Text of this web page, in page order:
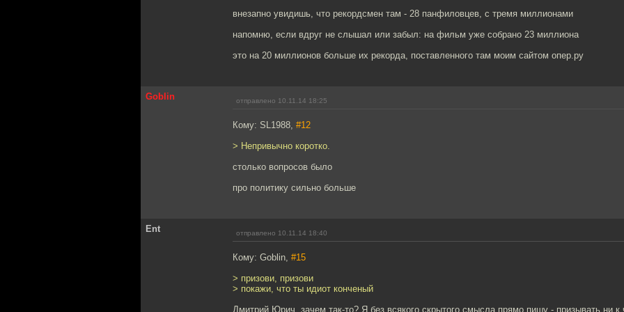
внезапно увидишь, что рекордсмен там - 28 панфиловцев, с тремя миллионами
напомню, если вдруг не слышал или забыл: на фильм уже собрано 23 миллиона
это на 20 миллионов больше их рекорда, поставленного там моим сайтом опер.ру
Goblin отправлено 10.11.14 18:25
Кому: SL1988, #12
> Непривычно коротко.
столько вопросов было
про политику сильно больше
Ent отправлено 10.11.14 18:40
Кому: Goblin, #15
> призови, призови
> покажи, что ты идиот конченый
Дмитрий Юрич, зачем так-то? Я без всякого скрытого смысла прямо пишу - призывать ни к